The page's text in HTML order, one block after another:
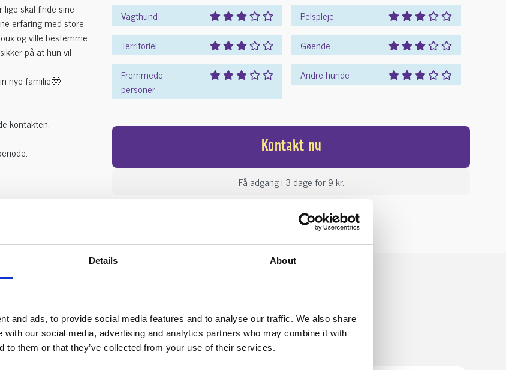
Details About
and ads, to provide social media features and to analyse our traffic. We also share
with our social media, advertising and analytics partners who may combine it with
to them or that they’ve collected from your use of their services.
skal finde sine
erfaring med store
og ville bestemme
på at hun vil
nye familie🥹
kontakten.
Vagthund
Pelspleje
Territoriel
Gøende
Fremmede
personer
Andre hunde
Kontakt nu
Få adgang i 3 dage for 9 kr.